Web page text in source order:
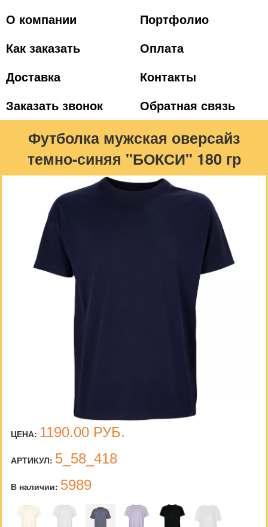
О компании
Портфолио
Как заказать
Оплата
Доставка
Контакты
Заказать звонок
Обратная связь
Футболка мужская оверсайз
темно-синяя "БОКСИ" 180 гр
ЦЕНА: 1190.00 РУБ.
АРТИКУЛ: 5_58_418
В наличии: 5989